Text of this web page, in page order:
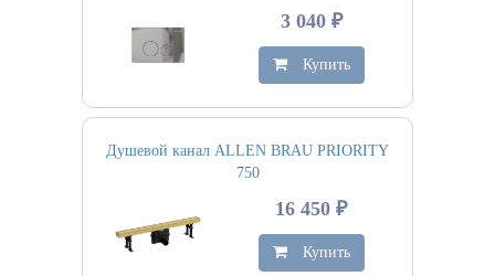
3 040 ₽
Купить
Душевой канал ALLEN BRAU PRIORITY
750
16 450 ₽
Купить